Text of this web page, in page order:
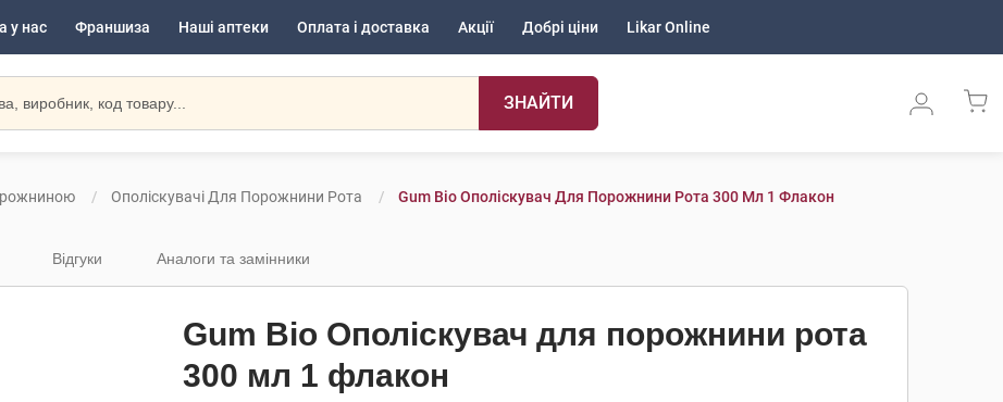
у нас Франшиза Наші аптеки Оплата і доставка Акції Добрі ціни Likar Online
ЗНАЙТИ
Ополіскувачі Для Порожнини Рота Gum Bio Ополіскувач Для Порожнини Рота 300 Мл 1 Флакон
Відгуки Аналоги та замінники
Gum Bio Ополіскувач для порожнини рота
300 мл 1 флакон